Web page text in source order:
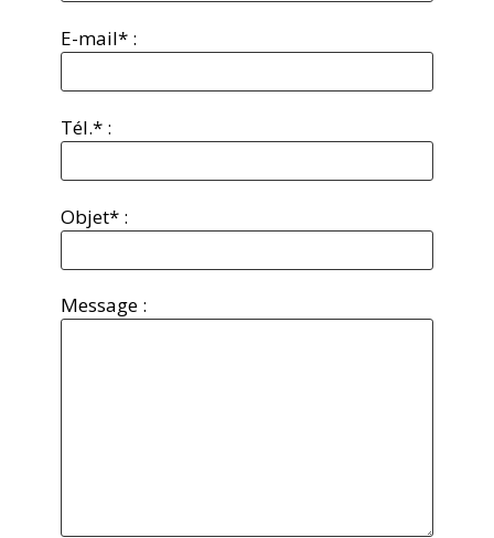
E-mail* :
Tél.* :
Objet* :
Message :